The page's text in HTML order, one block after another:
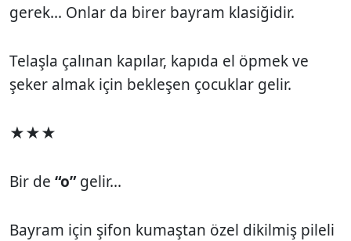
gerek... Onlar da birer bayram klasiğidir.
Telaşla çalınan kapılar, kapıda el öpmek ve
şeker almak için bekleşen çocuklar gelir.
★★★
Bir de “o”gelir...
Bayram için şifon kumaştan özel dikilmiş pileli